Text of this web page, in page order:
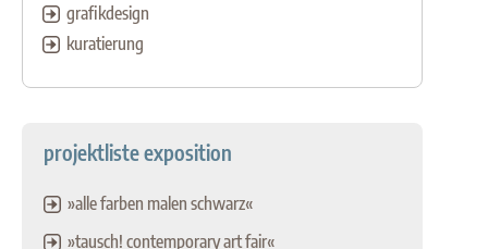
grafikdesign
kuratierung
projektliste exposition
»alle farben malen schwarz«
»tausch! contemporary art fair«